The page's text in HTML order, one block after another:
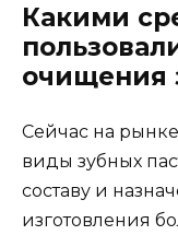
Какими
очищения
Сейчас на
виды зубных
составу и
изготовления